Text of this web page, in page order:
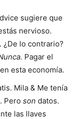
sugiere que
nervioso.
¿De lo contrario?
Pagar el
esta economía.
Mila & Me tenía
Pero son datos.
las llaves